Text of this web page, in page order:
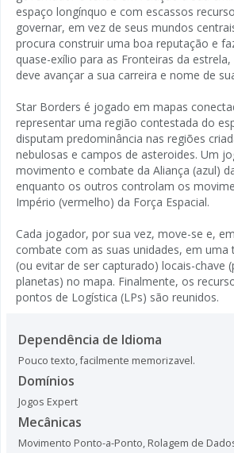
espaço longínquo e com escassos
governar, em vez de seus mundos
procura construir uma boa reputação e
quase-exílio para as Fronteiras da
deve avançar a sua carreira e nome de
Star Borders é jogado em mapas
representar uma região contestada do
disputam predominância nas regiões
nebulosas e campos de asteroides. Um
movimento e combate da Aliança (azul)
enquanto os outros controlam os
Império (vermelho) da Força Espacial.
Cada jogador, por sua vez, move-se e,
combate com as suas unidades, em
(ou evitar de ser capturado) locais-chave
planetas) no mapa. Finalmente, os
pontos de Logística (LPs) são reunidos.
Dependência de Idioma
Pouco texto, facilmente memorizavel.
Domínios
Jogos Expert
Mecânicas
Movimento Ponto-a-Ponto, Rolagem de